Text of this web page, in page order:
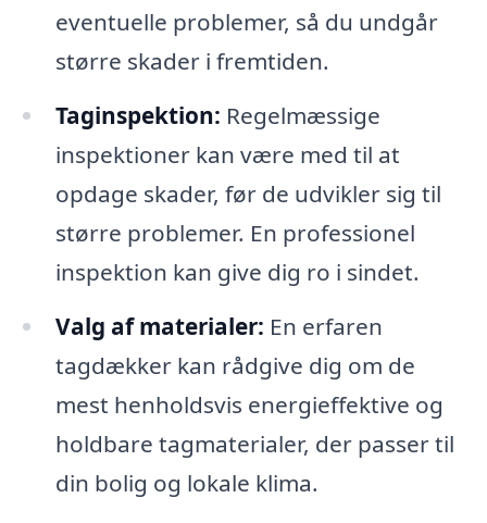
eventuelle problemer, så du undgår
større skader i fremtiden.
Taginspektion: Regelmæssige
inspektioner kan være med til at
opdage skader, før de udvikler sig til
større problemer. En professionel
inspektion kan give dig ro i sindet.
Valg af materialer: En erfaren
tagdækker kan rådgive dig om de
mest henholdsvis energieffektive og
holdbare tagmaterialer, der passer til
din bolig og lokale klima.